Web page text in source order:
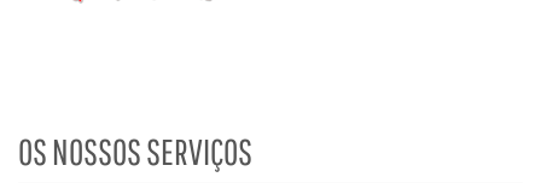
OS NOSSOS SERVIÇOS